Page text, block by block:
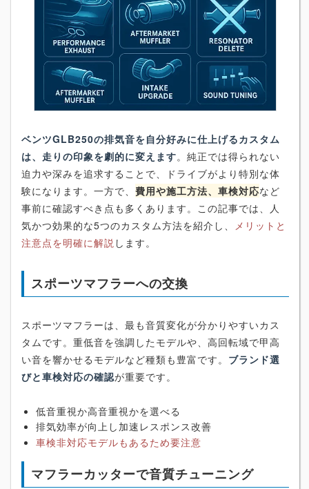
ベンツGLB250の排気音を自分好みに仕上げるカスタム
は、走りの印象を劇的に変えます。純正では得られない
迫力や深みを追求することで、ドライブがより特別な体
験になります。一方で、 費用や施工方法、車検対応など
事前に確認すべき点も多くあります。この記事では、人
気かつ効果的な5つのカスタム方法を紹介し、
メリットと
注意点を明確に解説 します。
スポーツマフラーへの交換
スポーツマフラーは、最も音質変化が分かりやすいカス
タムです。重低音を強調したモデルや、高回転域で甲高
い音を響かせるモデルなど種類も豊富です。 ブランド選
びと車検対応の確認が重要です。
低音重視か高音重視かを選べる
排気効率が向上し加速レスポンス改善
車検非対応モデルもあるため要注意
マフラーカッターで音質チューニング